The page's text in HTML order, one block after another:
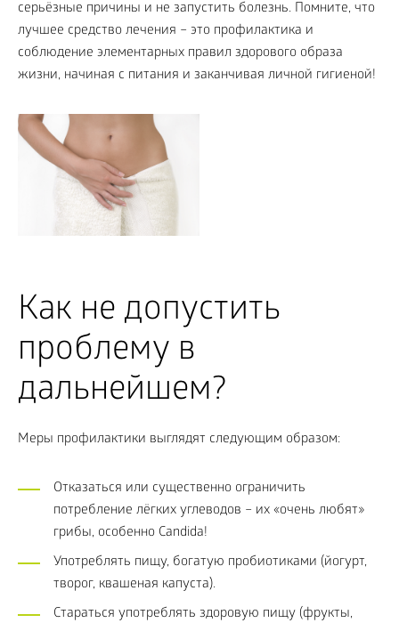
серьёзные причины и не запустить болезнь. Помните, что
лучшее средство лечения – это профилактика и
соблюдение элементарных правил здорового образа
жизни, начиная с питания и заканчивая личной гигиеной!
Как не допустить
проблему в
дальнейшем?
Меры профилактики выглядят следующим образом:
Отказаться или существенно ограничить
потребление лёгких углеводов – их «очень любят»
грибы, особенно Candida!
Употреблять пищу, богатую пробиотиками (йогурт,
творог, квашеная капуста).
Стараться употреблять здоровую пищу (фрукты,